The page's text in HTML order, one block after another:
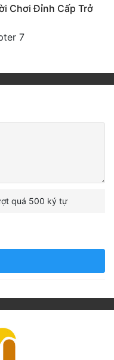
Chơi Đỉnh Cấp Trở
7
quá 500 ký tự